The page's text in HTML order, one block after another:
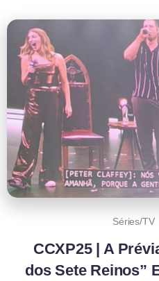
Séries/TV
CCXP25 | A
dos Sete Reinos”